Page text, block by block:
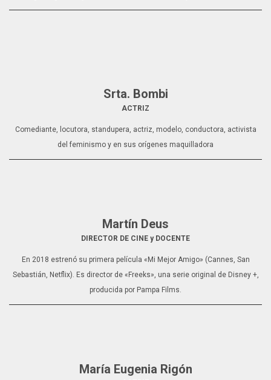
Srta. Bombi
ACTRIZ
Comediante, locutora, standupera, actriz, modelo, conductora, activista
del feminismo y en sus orígenes maquilladora
Martín Deus
DIRECTOR DE CINE y DOCENTE
En 2018 estrenó su primera película «Mi Mejor Amigo» (Cannes, San
Sebastián, Netflix). Es director de «Freeks», una serie original de Disney +,
producida por Pampa Films.
María Eugenia Rigón